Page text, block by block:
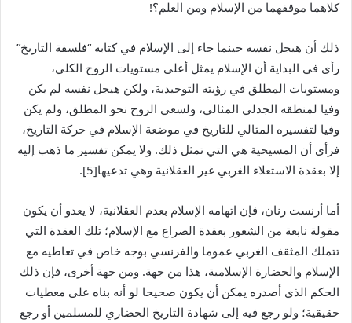
كلاهما موقفهما من الإسلام ومن العلم؟!
ذلك أن هيجل نفسه حينما جاء إلى الإسلام في كتابه “فلسفة التاريخ”
رأى في البداية أن الإسلام يمثل أعلى مستويات الروح الكلي،
ومستويات المطلق في رؤيته التوحيدية، ولكن هيجل نفسه لم يكن
وفيا لمنطقه الجدلي المثالي، ولسعي الروح نحو المطلق، ولم يكن
وفيا لتفسيره المثالي للتاريخ في موضعة الإسلام في حركة التاريخ،
فرأى أن المسيحية هي التي تمثل ذلك. ولا يمكن تفسير ما ذهب إليه
إلا بعقدة الاستعلاء الغربي غير العقلانية وهي تدعيها[5].
أما أرنست رنان، فإن اتهامه الإسلام بعدم العقلانية، لا يعدو أن يكون
مقولة نابعة من الشعور بعقدة الصراع مع الإسلام؛ تلك العقدة التي
تتملك المثقف الغربي عموما والفرنسي بوجه خاص في تعاطيه مع
الإسلام والحضارة الإسلامية، هذا من جهة. ومن جهة أخرى، فإن ذلك
الحكم الذي أصدره يمكن أن يكون صحيحا لو أنه بناه على معطيات
حقيقية؛ ولو رجع فيه إلى شهادة التاريخ الحضاري للمسلمين أو رجع